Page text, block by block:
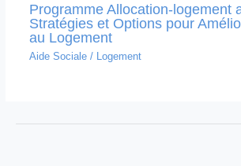
Programme Allocation-logement
Stratégies et Options pour
au Logement
Aide Sociale/ Logement